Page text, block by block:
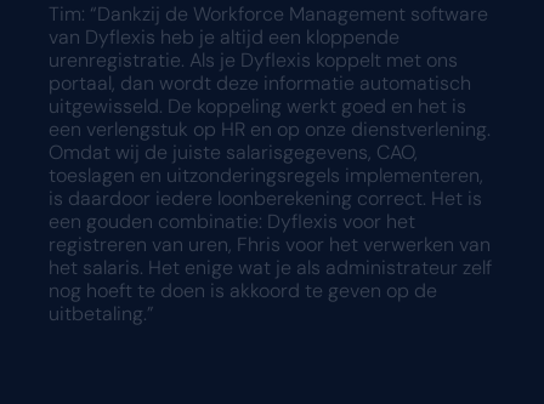
Tim: “Dankzij de Workforce Management software
van Dyflexis heb je altijd een kloppende
urenregistratie. Als je Dyflexis koppelt met ons
portaal, dan wordt deze informatie automatisch
uitgewisseld. De koppeling werkt goed en het is
een verlengstuk op HR en op onze dienstverlening.
Omdat wij de juiste salarisgegevens, CAO,
toeslagen en uitzonderingsregels implementeren,
is daardoor iedere loonberekening correct. Het is
een gouden combinatie: Dyflexis voor het
registreren van uren, Fhris voor het verwerken van
het salaris. Het enige wat je als administrateur zelf
nog hoeft te doen is akkoord te geven op de
uitbetaling.”